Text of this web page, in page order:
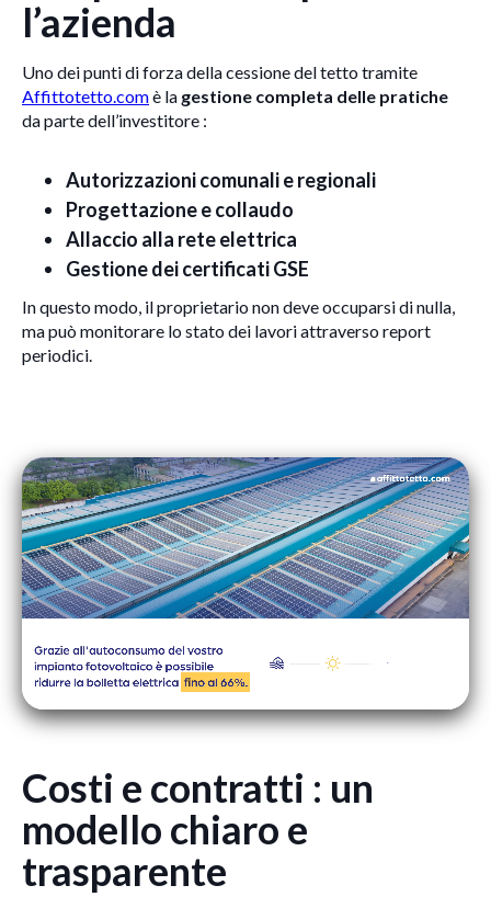
l’azienda
Uno dei punti di forza della cessione del tetto tramite
Affittotetto.comè la gestione completa delle pratiche
da parte dell’investitore :
Autorizzazioni comunali e regionali
Progettazione e collaudo
Allaccio alla rete elettrica
Gestione dei certificati GSE
In questo modo, il proprietario non deve occuparsi di nulla,
ma può monitorare lo stato dei lavori attraverso report
periodici.
Costi e contratti : un
modello chiaro e
trasparente